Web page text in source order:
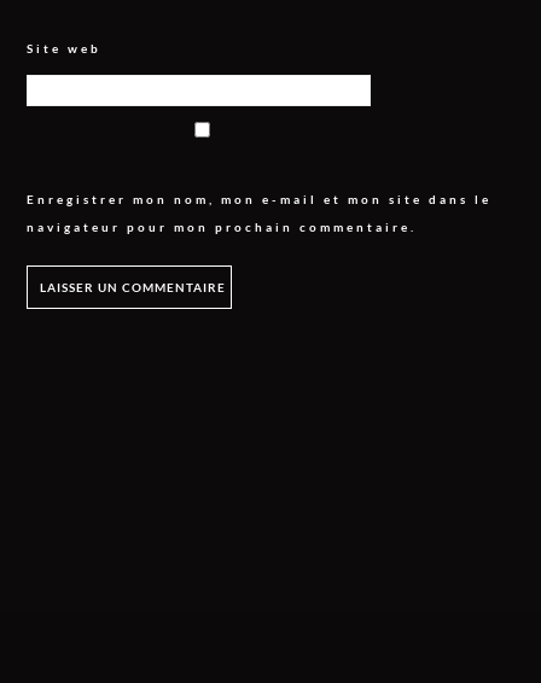
Site web
Enregistrer mon nom, mon e-mail et mon site dans le
navigateur pour mon prochain commentaire.